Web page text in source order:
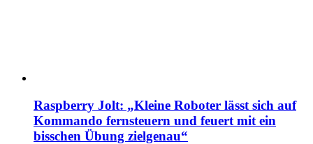
Raspberry Jolt: „Kleine Roboter lässt sich auf
Kommando fernsteuern und feuert mit ein
bisschen Übung zielgenau“